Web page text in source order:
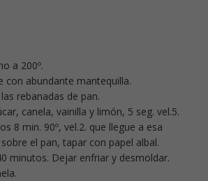
a 200º.
con abundante mantequilla.
rebanadas de pan.
canela, vainilla y limón, 5 seg. vel.5.
8 min. 90º, vel.2. que llegue a esa
el pan, tapar con papel albal.
minutos. Dejar enfriar y desmoldar.